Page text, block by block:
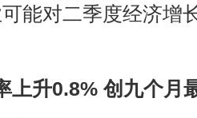
能对二季度经济增
上升0.8% 创九个月